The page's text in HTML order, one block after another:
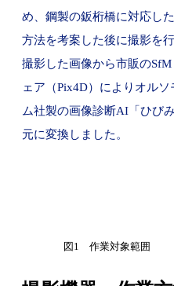
め、鋼製の鈑桁橋に対応し
方法を考案した後に撮影を行
撮影した画像から市販の
ェア（Pix4D）によりオル
ム社製の画像診断AI「ひび
元に変換しました。
図1 作業対象範囲